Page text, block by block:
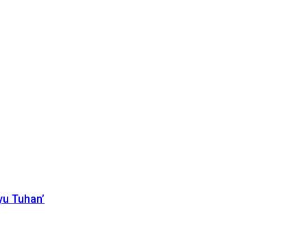
Tuhan’